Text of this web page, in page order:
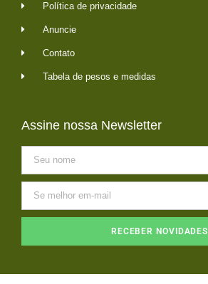
Política de privacidade
Anuncie
Contato
Tabela de pesos e medidas
Assine nossa Newsletter
RECEBER NOVIDADES